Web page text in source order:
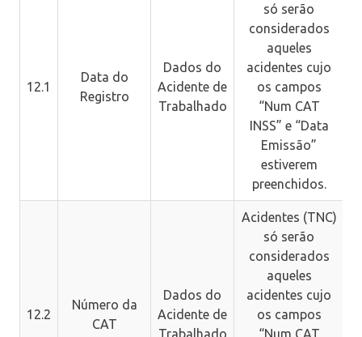
12.1
Data do
Registro
Dados do
Acidente de
Trabalhado
só serão
considerados
aqueles
acidentes cujo
os campos
“Num CAT
INSS” e “Data
Emissão”
estiverem
preenchidos.
12.2
Número da
CAT
Dados do
Acidente de
Trabalhado
Acidentes (TNC)
só serão
considerados
aqueles
acidentes cujo
os campos
“Num CAT